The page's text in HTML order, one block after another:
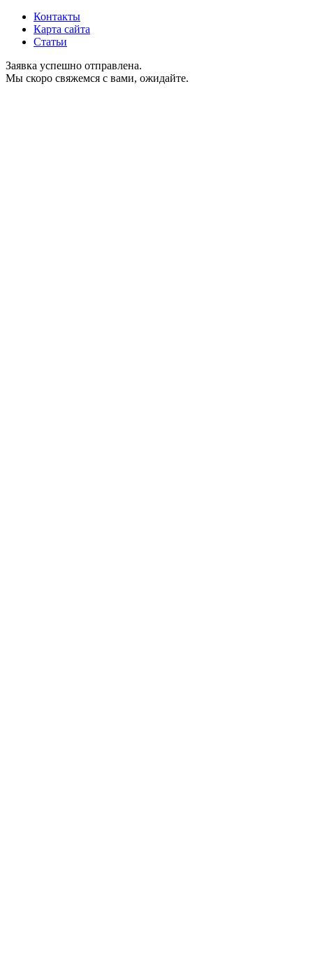
Контакты
Карта сайта
Статьи
Заявка успешно отправлена.
Мы скоро свяжемся с вами, ожидайте.